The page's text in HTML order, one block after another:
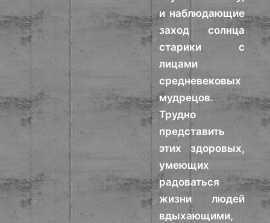
и наблюдающие
заход солнца
старики с
лицами
средневековых
мудрецов.
Трудно
представить
этих здоровых,
умеющих
радоваться
жизни людей
вдыхающими,